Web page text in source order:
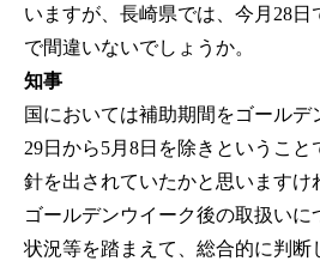
いますが、長崎県では、今月28日
で間違いないでしょうか。
知事
国においては補助期間をゴールデ
29日から5月8日を除きということ
針を出されていたかと思いますけ
ゴールデンウイーク後の取扱いに
状況等を踏まえて、総合的に判断